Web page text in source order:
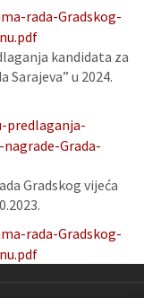
rada-Gradskog-
kandidata za
Sarajeva” u 2024.
predlaganja-
Grada-
Gradskog vijeća
rada-Gradskog-